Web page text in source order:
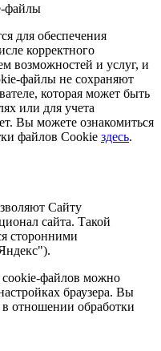
файлы
для обеспечения
корректного
возможностей и услуг, и
файлы не сохраняют
которая может быть
или для учета
Вы можете ознакомиться
файлов Cookie здесь.
Сайту
сайта. Такой
сторонними
cookie-файлов можно
браузера. Вы
отношении обработки